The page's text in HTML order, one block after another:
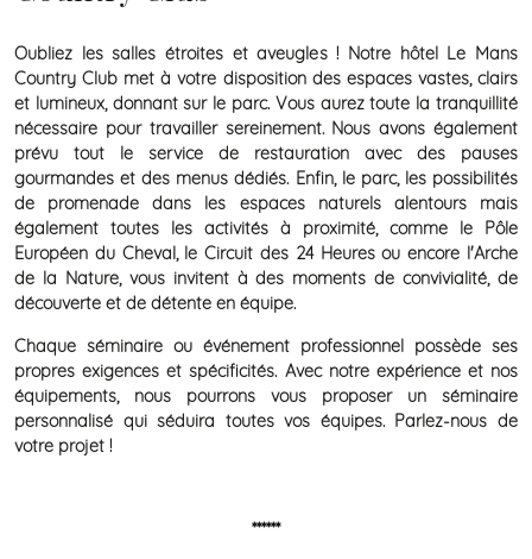
Oubliez les salles étroites et aveugles ! Notre hôtel Le Mans
Country Club met à votre disposition des espaces vastes, clairs
et lumineux, donnant sur le parc. Vous aurez toute la tranquillité
nécessaire pour travailler sereinement. Nous avons également
prévu tout le service de restauration avec des pauses
gourmandes et des menus dédiés. Enfin, le parc, les possibilités
de promenade dans les espaces naturels alentours mais
également toutes les activités à proximité, comme le Pôle
Européen du Cheval, le Circuit des 24 Heures ou encore l'Arche
de la Nature, vous invitent à des moments de convivialité, de
découverte et de détente en équipe.
Chaque séminaire ou événement professionnel possède ses
propres exigences et spécificités. Avec notre expérience et nos
équipements, nous pourrons vous proposer un séminaire
personnalisé qui séduira toutes vos équipes. Parlez-nous de
votre projet !
******